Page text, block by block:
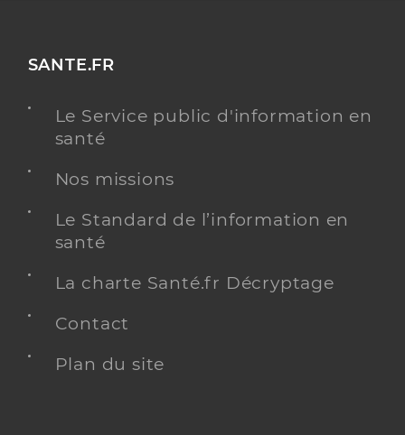
SANTE.FR
Le Service public d'information en
santé
Nos missions
Le Standard de l’information en
santé
La charte Santé.fr Décryptage
Contact
Plan du site